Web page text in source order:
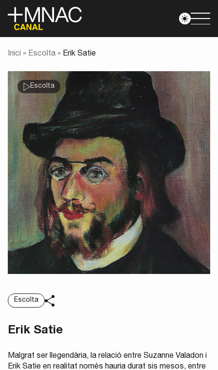
Inici » Escolta » Erik Satie
Escolta
Erik Satie
Malgrat ser llegendària, la relació entre Suzanne Valadon i
Erik Satie en realitat només hauria durat sis mesos, entre
Escolta